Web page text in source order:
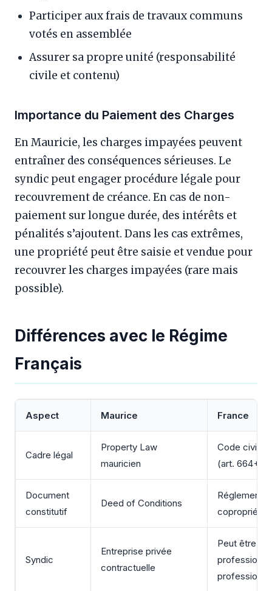
Participer aux frais de travaux communs
votés en assemblée
Assurer sa propre unité (responsabilité
civile et contenu)
Importance du Paiement des Charges
En Mauricie, les charges impayées peuvent
entraîner des conséquences sérieuses. Le
syndic peut engager procédure légale pour
recouvrement de créance. En cas de non-
paiement sur longue durée, des intérêts et
pénalités s’ajoutent. Dans les cas extrêmes,
une propriété peut être saisie et vendue pour
recouvrer les charges impayées (rare mais
possible).
Différences avec le Régime
Français
Aspect Maurice France
Cadre légal
Property Law
mauricien
Code civil
(art. 664+)
Document
constitutif
Deed of Conditions
Réglement
copropriété
Syndic
Entreprise privée
contractuelle
Peut être